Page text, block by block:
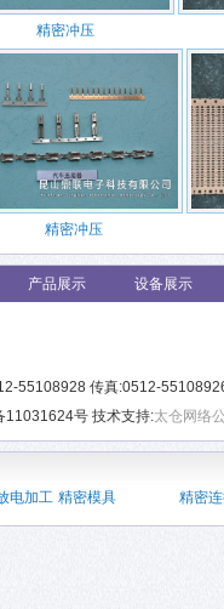
精密冲压
精密冲压
产品展示 设备展示
55108928 传真:0512-
11031624号 技术支持:太仓网络
电加工 精密模具 精密